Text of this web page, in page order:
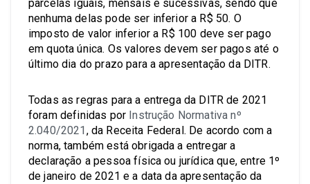
parcelas iguais, mensais e sucessivas, sendo que
nenhuma delas pode ser inferior a R$ 50. O
imposto de valor inferior a R$ 100 deve ser pago
em quota única. Os valores devem ser pagos até o
último dia do prazo para a apresentação da DITR.
Todas as regras para a entrega da DITR de 2021
foram definidas por Instrução Normativa nº
2.040/2021, da Receita Federal. De acordo com a
norma, também está obrigada a entregar a
declaração a pessoa física ou jurídica que, entre 1º
de janeiro de 2021 e a data da apresentação da